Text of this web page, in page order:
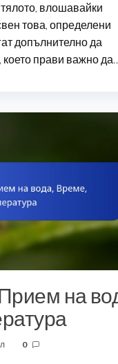
влошавайки
това, определени
допълнително да
което прави важно
на
0